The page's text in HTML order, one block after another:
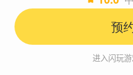
预
进入闪玩